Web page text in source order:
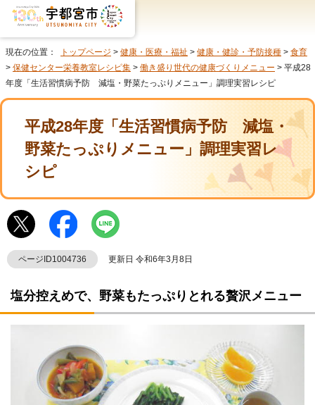
現在の位置： トップページ > 健康・医療・福祉 > 健康・健診・予防接種 > 食育
> 保健センター栄養教室レシピ集 > 働き盛り世代の健康づくりメニュー > 平成28
年度「生活習慣病予防 減塩・野菜たっぷりメニュー」調理実習レシピ
平成28年度「生活習慣病予防 減塩・
野菜たっぷりメニュー」調理実習レ
シピ
ページID1004736 更新日 令和6年3月8日
塩分控えめで、野菜もたっぷりとれる贅沢メニュー